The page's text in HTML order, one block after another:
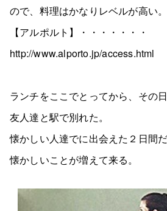
ので、料理はかなりレベルが高い。
【アルポルト】・・・・・・・
http://www.alporto.jp/access.html
ランチをここでとってから、その
友人達と駅で別れた。
懐かしい人達でに出会えた２日間
懐かしいことが増えて来る。